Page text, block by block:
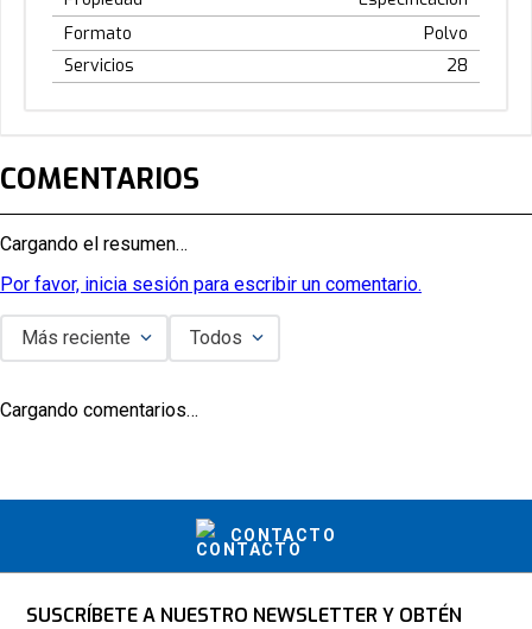
Formato
Polvo
Servicios
28
COMENTARIOS
Cargando el resumen…
Por favor, inicia sesión para escribir un comentario.
Más reciente Todos
Cargando comentarios…
CONTACTO
SUSCRÍBETE A NUESTRO NEWSLETTER Y OBTÉN